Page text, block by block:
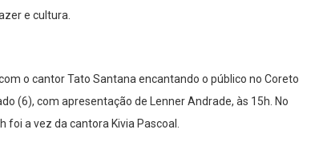
e cultura.
o cantor Tato Santana encantando o público no Coreto
(6), com apresentação de Lenner Andrade, às 15h. No
a vez da cantora Kivia Pascoal.